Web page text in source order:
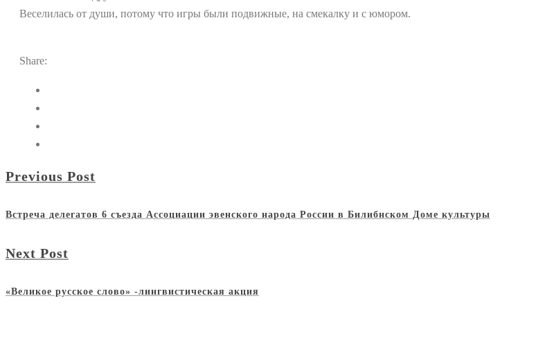
Веселилась от души, потому что игры были подвижные, на смекалку и с юмором.
Share:
Previous Post
Встреча делегатов 6 съезда Ассоциации эвенского народа России в Билибнском Доме культуры
Next Post
«Великое русское слово» -лингвистическая акция